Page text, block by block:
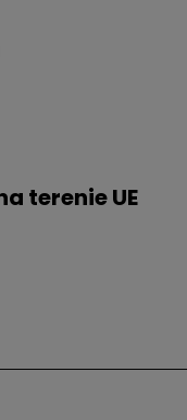
terenie UE